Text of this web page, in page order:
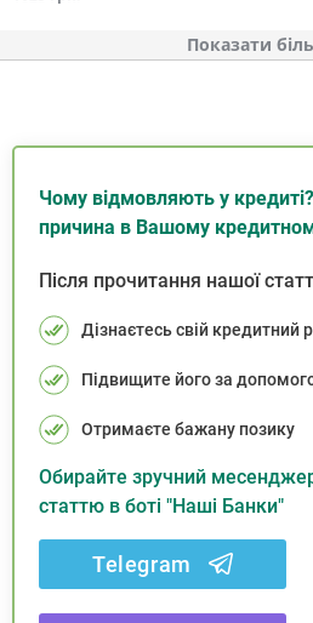
Показати
Чому відмовляють у
причина в Вашому
Після прочитання нашої
Дізнаєтесь свій кредитний
Підвищите його за
Отримаєте бажану позику
Обирайте зручний
статтю в боті "Наші Банки"
Telegram